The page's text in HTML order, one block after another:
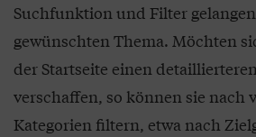
Suchfunktion und Filter
gewünschten Thema. Möchten
der Startseite einen
verschaffen, so können sie nach
Kategorien filtern, etwa nach